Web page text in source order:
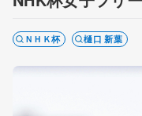
ＮＨＫ杯 樋口 新葉